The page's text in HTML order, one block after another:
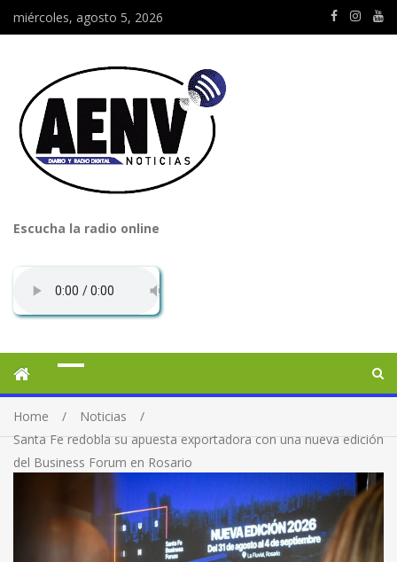
miércoles, agosto 5, 2026
Escucha la radio online
Home
Noticias
Santa Fe redobla su apuesta exportadora con una nueva edición
del Business Forum en Rosario